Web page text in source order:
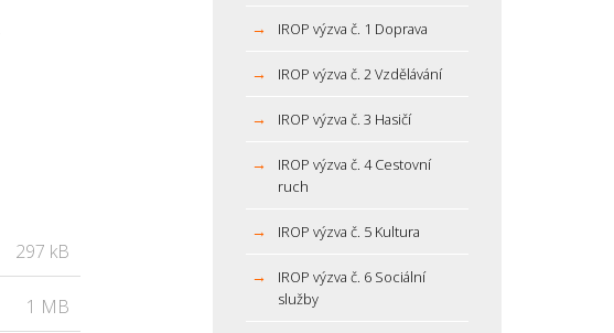
297 kB
1 MB
IROP výzva č. 1 Doprava
IROP výzva č. 2 Vzdělávání
IROP výzva č. 3 Hasičí
IROP výzva č. 4 Cestovní
ruch
IROP výzva č. 5 Kultura
IROP výzva č. 6 Sociální
služby